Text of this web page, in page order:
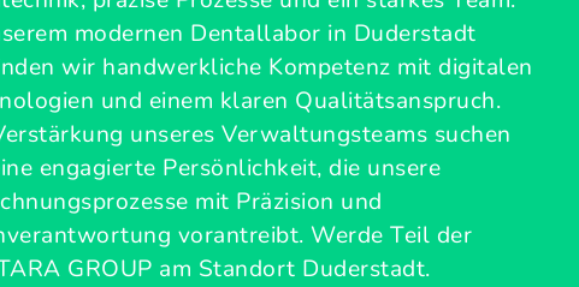
modernen Dentallabor in Duderstadt
wir handwerkliche Kompetenz mit digitalen
und einem klaren Qualitätsanspruch.
unseres Verwaltungsteams suchen
engagierte Persönlichkeit, die unsere
mit Präzision und
vorantreibt. Werde Teil der
GROUP am Standort Duderstadt.